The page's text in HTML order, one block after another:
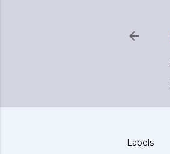
Labels